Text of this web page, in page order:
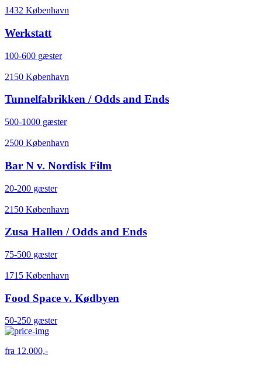
1432 København
Werkstatt
100-600 gæster
2150 København
Tunnelfabrikken / Odds and Ends
500-1000 gæster
2500 København
Bar N v. Nordisk Film
20-200 gæster
2150 København
Zusa Hallen / Odds and Ends
75-500 gæster
1715 København
Food Space v. Kødbyen
50-250 gæster
fra 12.000,-